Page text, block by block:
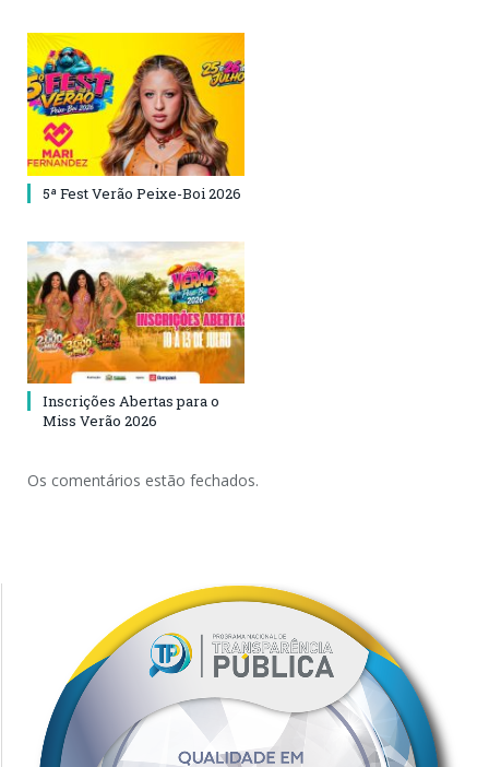
5ª Fest Verão Peixe-Boi 2026
Inscrições Abertas para o
Miss Verão 2026
Os comentários estão fechados.